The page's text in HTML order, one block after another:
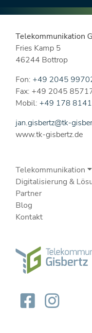
Telekommunikation
Fries Kamp 5
46244 Bottrop
Fon: +49 2045
Fax: +49 2045
Mobil: +49 178
jan.gisbertz@tk-
www.tk-gisbertz.de
Telekommunikation
Digitalisierung &
Partner
Blog
Kontakt